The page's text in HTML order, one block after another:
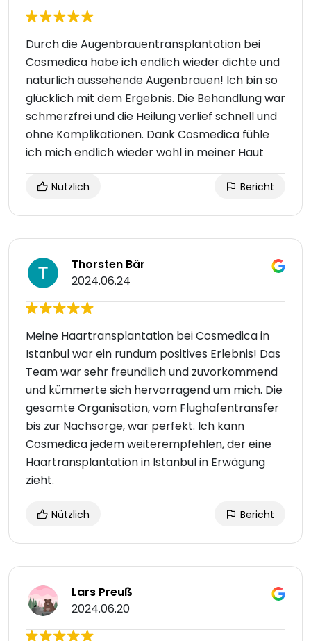
Durch die Augenbrauentransplantation bei
Cosmedica habe ich endlich wieder dichte und
natürlich aussehende Augenbrauen! Ich bin so
glücklich mit dem Ergebnis. Die Behandlung war
schmerzfrei und die Heilung verlief schnell und
ohne Komplikationen. Dank Cosmedica fühle
ich mich endlich wieder wohl in meiner Haut
Nützlich Bericht
Thorsten Bär
2024.06.24
Meine Haartransplantation bei Cosmedica in
Istanbul war ein rundum positives Erlebnis! Das
Team war sehr freundlich und zuvorkommend
und kümmerte sich hervorragend um mich. Die
gesamte Organisation, vom Flughafentransfer
bis zur Nachsorge, war perfekt. Ich kann
Cosmedica jedem weiterempfehlen, der eine
Haartransplantation in Istanbul in Erwägung
zieht.
Nützlich Bericht
Lars Preuß
2024.06.20